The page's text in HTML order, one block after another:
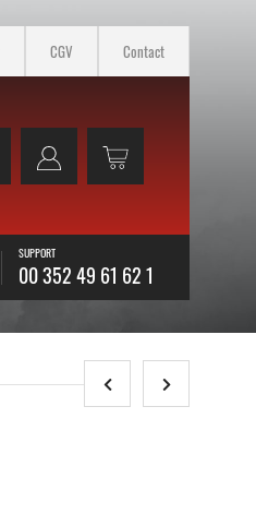
CGV Contact
SUPPORT
00 352 49 61 62 1